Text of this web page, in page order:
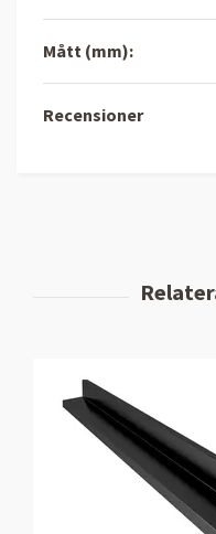
Mått (mm):
Recensioner